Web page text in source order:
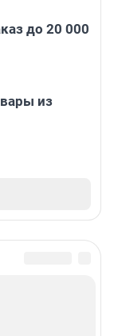
до 20 000
из